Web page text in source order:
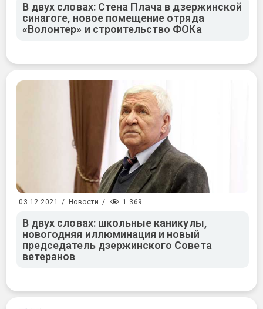
В двух словах: Стена Плача в дзержинской
синагоге, новое помещение отряда
«Волонтер» и строительство ФОКа
03.12.2021 / Новости / 1 369
В двух словах: школьные каникулы,
новогодняя иллюминация и новый
председатель дзержинского Совета
ветеранов